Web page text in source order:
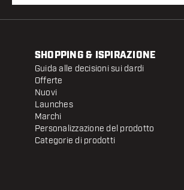
SHOPPING & ISPIRAZIONE
Guida alle decisioni sui dardi
Offerte
Nuovi
Launches
Marchi
Personalizzazione del prodotto
Categorie di prodotti